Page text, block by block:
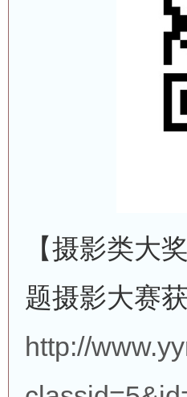
【摄影类大
题摄影大赛
http://